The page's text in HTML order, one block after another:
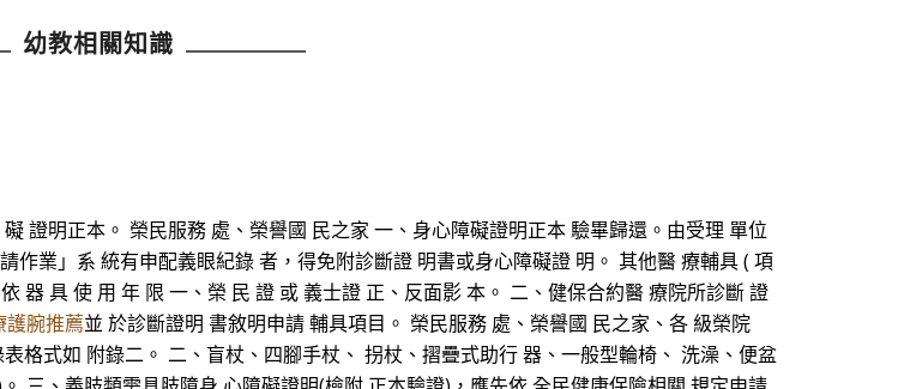
幼教相關知識
證明正本。 榮民服務 處、榮譽國 民之家 一、身心障礙證明正本 驗畢歸還。由受理 單位
作業」系 統有申配義眼紀錄 者，得免附診斷證 明書或身心障礙證 明。 其他醫 療輔具 ( 項
器 具 使 用 年 限 一、榮 民 證 或 義士證 正、反面影 本。 二、健保合約醫 療院所診斷 證
護腕推薦並 於診斷證明 書敘明申請 輔具項目。 榮民服務 處、榮譽國 民之家、各 級榮院
格式如 附錄二。 二、盲杖、四腳手杖、 拐杖、摺疊式助行 器、一般型輪椅、 洗澡、便盆